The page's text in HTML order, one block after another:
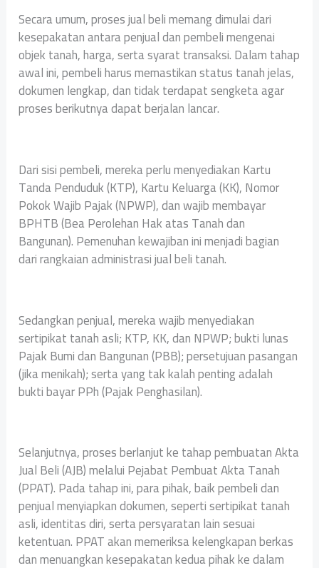
Secara umum, proses jual beli memang dimulai dari
kesepakatan antara penjual dan pembeli mengenai
objek tanah, harga, serta syarat transaksi. Dalam tahap
awal ini, pembeli harus memastikan status tanah jelas,
dokumen lengkap, dan tidak terdapat sengketa agar
proses berikutnya dapat berjalan lancar.
Dari sisi pembeli, mereka perlu menyediakan Kartu
Tanda Penduduk (KTP), Kartu Keluarga (KK), Nomor
Pokok Wajib Pajak (NPWP), dan wajib membayar
BPHTB (Bea Perolehan Hak atas Tanah dan
Bangunan). Pemenuhan kewajiban ini menjadi bagian
dari rangkaian administrasi jual beli tanah.
Sedangkan penjual, mereka wajib menyediakan
sertipikat tanah asli; KTP, KK, dan NPWP; bukti lunas
Pajak Bumi dan Bangunan (PBB); persetujuan pasangan
(jika menikah); serta yang tak kalah penting adalah
bukti bayar PPh (Pajak Penghasilan).
Selanjutnya, proses berlanjut ke tahap pembuatan Akta
Jual Beli (AJB) melalui Pejabat Pembuat Akta Tanah
(PPAT). Pada tahap ini, para pihak, baik pembeli dan
penjual menyiapkan dokumen, seperti sertipikat tanah
asli, identitas diri, serta persyaratan lain sesuai
ketentuan. PPAT akan memeriksa kelengkapan berkas
dan menuangkan kesepakatan kedua pihak ke dalam